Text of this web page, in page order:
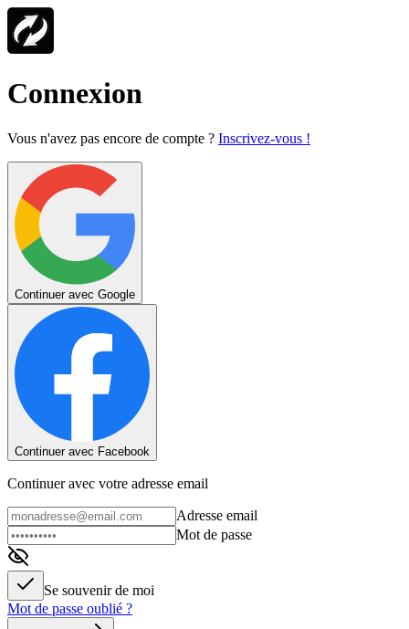
Connexion
Vous n'avez pas encore de compte ? Inscrivez-vous !
Continuer avec Google
Continuer avec Facebook
Continuer avec votre adresse email
Adresse email
Mot de passe
Se souvenir de moi
Mot de passe oublié ?